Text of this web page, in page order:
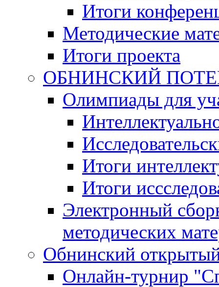
Итоги
Методические
Итоги проекта
ОБНИНСКИЙ
Олимпиады для
Итоги
Итоги
Электронный
методических
Обнинский
Онлайн-турнир